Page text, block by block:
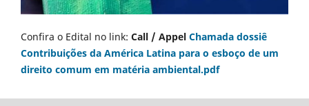
Confira o Edital no link: Call / Appel Chamada dossiê
Contribuições da América Latina para o esboço de um
direito comum em matéria ambiental.pdf